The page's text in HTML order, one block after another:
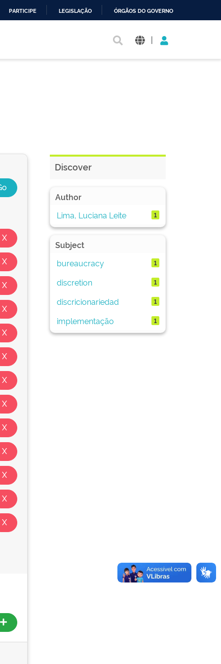
PARTICIPE LEGISLAÇÃO ÓRGÃOS DO GOVERNO
|
Discover
Author
Lima, Luciana Leite
1
Subject
bureaucracy
1
discretion 1
discricionariedad 1
implementação 1